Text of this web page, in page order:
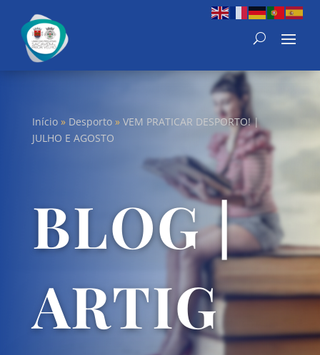
Início» Desporto» VEM PRATICAR DESPORTO! |
JULHO E AGOSTO
BLOG |
ARTIG